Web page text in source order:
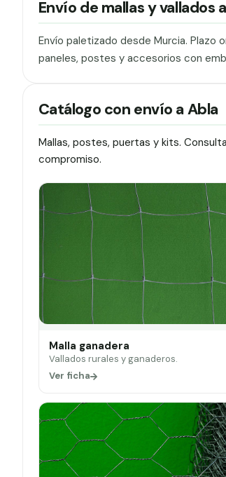
Envío de mallas y vallados
Envío paletizado desde Murcia.
paneles, postes y accesorios con
Catálogo con envío a Abla
Mallas, postes, puertas y kits.
compromiso.
Malla ganadera
Vallados rurales y ganaderos.
Ver ficha